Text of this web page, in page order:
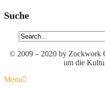
Suche
© 2009 – 2020 by Zockwork
um die
Menu